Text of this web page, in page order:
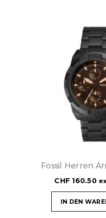
Fossil Herren
CHF 160.50
IN DEN